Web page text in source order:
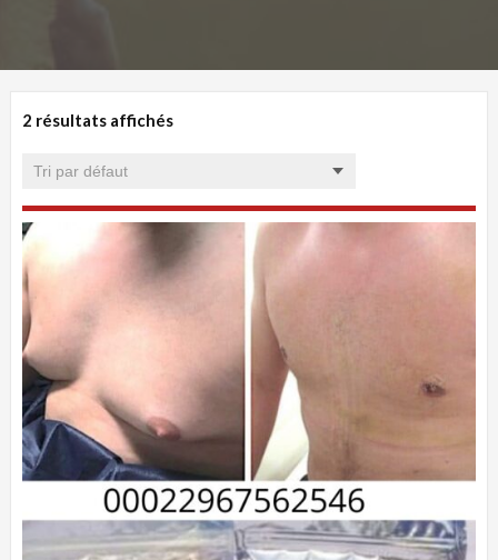
2 résultats affichés